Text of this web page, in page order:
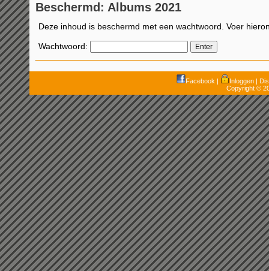
Beschermd: Albums 2021
Deze inhoud is beschermd met een wachtwoord. Voer
Wachtwoord:
Facebook | Inloggen |
Copyright ©